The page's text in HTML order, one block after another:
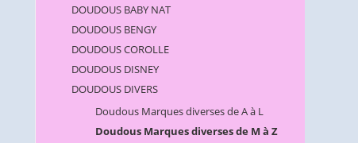
DOUDOUS BABY NAT
DOUDOUS BENGY
DOUDOUS COROLLE
DOUDOUS DISNEY
DOUDOUS DIVERS
Doudous Marques diverses de A à L
Doudous Marques diverses de M à Z